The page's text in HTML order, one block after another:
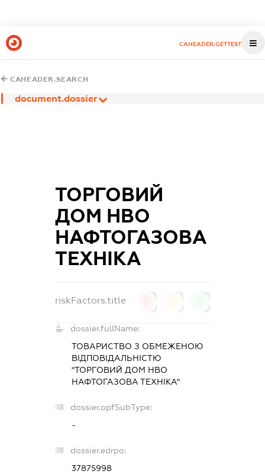
CAHEADER.GETTEST
CAHEADER.SEARCH
document.dossier
ТОРГОВИЙ
ДОМ НВО
НАФТОГАЗОВА
ТЕХНІКА
riskFactors.title
dossier.fullName:
ТОВАРИСТВО З ОБМЕЖЕНОЮ
ВІДПОВІДАЛЬНІСТЮ
"ТОРГОВИЙ ДОМ НВО
НАФТОГАЗОВА ТЕХНІКА"
dossier.opfSubType:
-
dossier.edrpo:
37875998